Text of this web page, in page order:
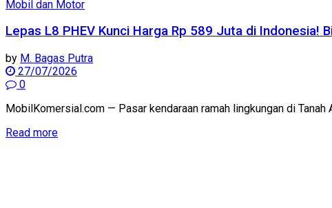
Mobil dan Motor
Lepas L8 PHEV Kunci Harga Rp 589 Juta di Indonesia!
by M. Bagas Putra
27/07/2026
0
MobilKomersial.com — Pasar kendaraan ramah lingkungan di
Read more